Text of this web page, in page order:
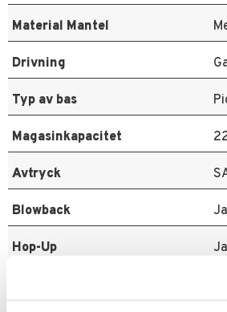
Material Mantel
Drivning
Typ av bas
Magasinkapacitet
Avtryck
Blowback Ja
Hop-Up